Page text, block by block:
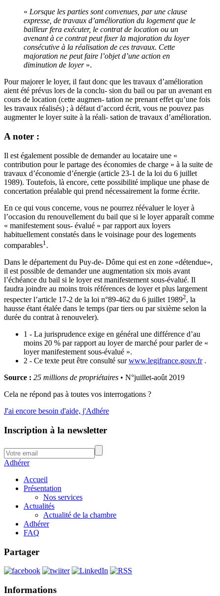
« Lorsque les parties sont convenues, par une clause
expresse, de travaux d’amélioration du logement que le
bailleur fera exécuter, le contrat de location ou un
avenant à ce contrat peut fixer la majoration du loyer
consécutive à la réalisation de ces travaux. Cette
majoration ne peut faire l’objet d’une action en
diminution de loyer ».
Pour majorer le loyer, il faut donc que les travaux d’amélioration
aient été prévus lors de la conclu- sion du bail ou par un avenant en
cours de location (cette augmen- tation ne prenant effet qu’une fois
les travaux réalisés) ; à défaut d’accord écrit, vous ne pouvez pas
augmenter le loyer suite à la réali- sation de travaux d’amélioration.
A noter :
Il est également possible de demander au locataire une «
contribution pour le partage des économies de charge » à la suite de
travaux d’économie d’énergie (article 23-1 de la loi du 6 juillet
1989). Toutefois, là encore, cette possibilité implique une phase de
concertation préalable qui prend nécessairement la forme écrite.
En ce qui vous concerne, vous ne pourrez réévaluer le loyer à
l’occasion du renouvellement du bail que si le loyer apparaît comme
« manifestement sous- évalué » par rapport aux loyers
habituellement constatés dans le voisinage pour des logements
comparables1 .
Dans le département du Puy-de- Dôme qui est en zone «détendue»,
il est possible de demander une augmentation six mois avant
l’échéance du bail si le loyer est manifestement sous-évalué. Il
faudra joindre au moins trois références de loyer et plus largement
respecter l’article 17-2 de la loi n°89-462 du 6 juillet 19892, la
hausse étant étalée dans le temps (par tiers ou par sixième selon la
durée du contrat à renouveler).
1 - La jurisprudence exige en général une différence d’au
moins 20 % par rapport au loyer de marché pour parler de «
loyer manifestement sous-évalué ».
2 - Ce texte peut être consulté surwww.legifrance.gouv.fr.
Source : 25 millions de propriétaires • N°juillet-août 2019
Cela ne répond pas à toutes vos interrogations ?
J'ai encore besoin d'aide, j'Adhére
Inscription à la newsletter
Adhérer
Accueil
Présentation
Nos services
Actualités
Actualité de la chambre
Adhérer
FAQ
Partager
Informations